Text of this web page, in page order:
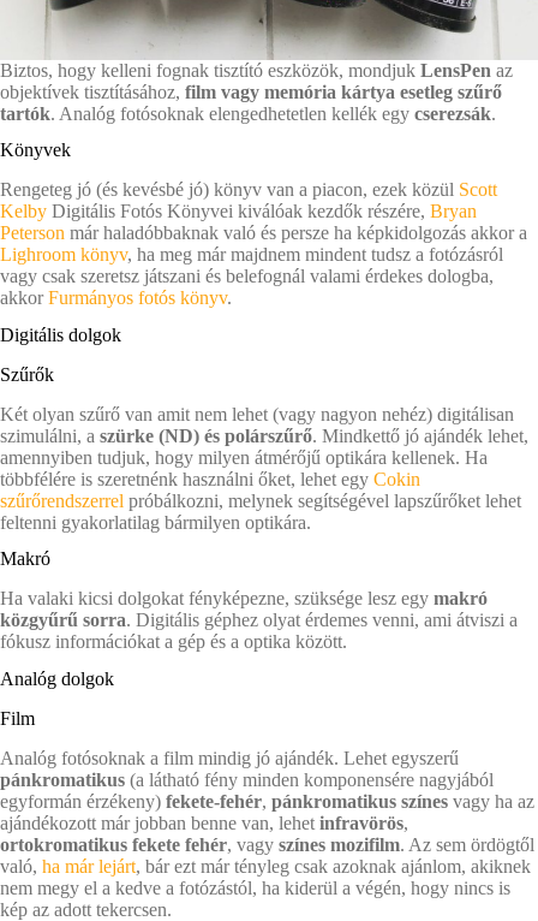
Biztos, hogy kelleni fognak tisztító eszközök, mondjuk LensPen az
objektívek tisztításához, film vagy memória kártya esetleg szűrő
tartók. Analóg fotósoknak elengedhetetlen kellék egy cserezsák.
Könyvek
Rengeteg jó (és kevésbé jó) könyv van a piacon, ezek közül Scott
Kelby Digitális Fotós Könyvei kiválóak kezdők részére, Bryan
Peterson már haladóbbaknak való és persze ha képkidolgozás akkor a
Lighroom könyv, ha meg már majdnem mindent tudsz a fotózásról
vagy csak szeretsz játszani és belefognál valami érdekes dologba,
akkorFurmányos fotós könyv.
Digitális dolgok
Szűrők
Két olyan szűrő van amit nem lehet (vagy nagyon nehéz) digitálisan
szimulálni, a szürke (ND) és polárszűrő. Mindkettő jó ajándék lehet,
amennyiben tudjuk, hogy milyen átmérőjű optikára kellenek. Ha
többfélére is szeretnénk használni őket, lehet egy Cokin
szűrőrendszerrel próbálkozni, melynek segítségével lapszűrőket lehet
feltenni gyakorlatilag bármilyen optikára.
Makró
Ha valaki kicsi dolgokat fényképezne, szüksége lesz egy makró
közgyűrű sorra. Digitális géphez olyat érdemes venni, ami átviszi a
fókusz információkat a gép és a optika között.
Analóg dolgok
Film
Analóg fotósoknak a film mindig jó ajándék. Lehet egyszerű
pánkromatikus (a látható fény minden komponensére nagyjából
egyformán érzékeny) fekete-fehér, pánkromatikus színes vagy ha az
ajándékozott már jobban benne van, lehet infravörös,
ortokromatikus fekete fehér, vagy színes mozifilm. Az sem ördögtől
való, ha már lejárt, bár ezt már tényleg csak azoknak ajánlom, akiknek
nem megy el a kedve a fotózástól, ha kiderül a végén, hogy nincs is
kép az adott tekercsen.